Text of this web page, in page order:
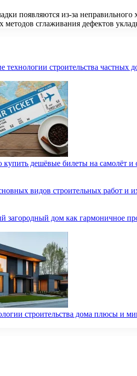
появляются из-за
методов сглаживания дефектов
технологии строительства частных
купить дешёвые билеты на самолёт и
видов строительных работ и
загородный дом как гармоничное
строительства дома плюсы и